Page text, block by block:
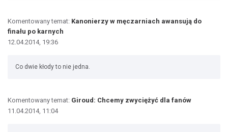
Komentowany temat: Kanonierzy w męczarniach awansują do
finału po karnych
12.04.2014, 19:36
Co dwie kłody to nie jedna.
Komentowany temat: Giroud: Chcemy zwyciężyć dla fanów
11.04.2014, 11:04